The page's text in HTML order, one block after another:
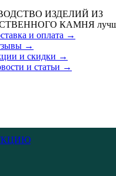
ИЗДЕЛИЙ ИЗ
КАМНЯ
и оплата →
→
и скидки →
и статьи →